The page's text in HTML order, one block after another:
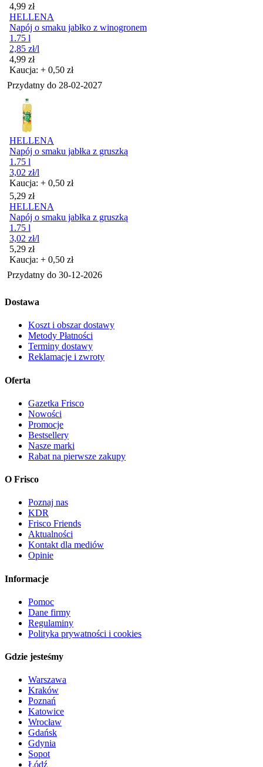
Cena
4,99 zł
HELLENA
Napój o smaku jabłko z winogronem
1.75 l
2,85 zł/l
Cena
4,99 zł
Kaucja: + 0,50 zł
Przydatny do 28-02-2027
HELLENA
Napój o smaku jabłka z gruszką
1.75 l
3,02 zł/l
Kaucja: + 0,50 zł
Cena
5,29 zł
HELLENA
Napój o smaku jabłka z gruszką
1.75 l
3,02 zł/l
Cena
5,29 zł
Kaucja: + 0,50 zł
Przydatny do 30-12-2026
Dostawa
Koszt i obszar dostawy
Metody Płatności
Terminy dostawy
Reklamacje i zwroty
Oferta
Gazetka Frisco
Nowości
Promocje
Bestsellery
Nasze marki
Rabat na pierwsze zakupy
O Frisco
Poznaj nas
KDR
Frisco Friends
Aktualności
Kontakt dla mediów
Opinie
Informacje
Pomoc
Dane firmy
Regulaminy
Polityka prywatności i cookies
Gdzie jesteśmy
Warszawa
Kraków
Poznań
Katowice
Wrocław
Gdańsk
Gdynia
Sopot
Łódź